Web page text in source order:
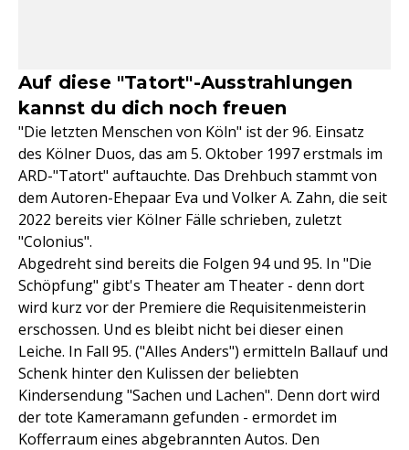
Auf diese "Tatort"-Ausstrahlungen
kannst du dich noch freuen
"Die letzten Menschen von Köln" ist der 96. Einsatz
des Kölner Duos, das am 5. Oktober 1997 erstmals im
ARD-"Tatort" auftauchte. Das Drehbuch stammt von
dem Autoren-Ehepaar Eva und Volker A. Zahn, die seit
2022 bereits vier Kölner Fälle schrieben, zuletzt
"Colonius".
Abgedreht sind bereits die Folgen 94 und 95. In "Die
Schöpfung" gibt's Theater am Theater - denn dort
wird kurz vor der Premiere die Requisitenmeisterin
erschossen. Und es bleibt nicht bei dieser einen
Leiche. In Fall 95. ("Alles Anders") ermitteln Ballauf und
Schenk hinter den Kulissen der beliebten
Kindersendung "Sachen und Lachen". Denn dort wird
der tote Kameramann gefunden - ermordet im
Kofferraum eines abgebrannten Autos. Den